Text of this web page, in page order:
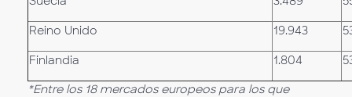
Reino Unido 19.943
Finlandia 1.804
*Entre los 18 mercados europeos para los que